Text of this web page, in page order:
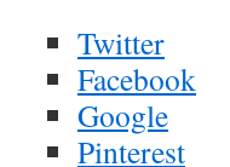
Twitter
Facebook
Google
Pinterest